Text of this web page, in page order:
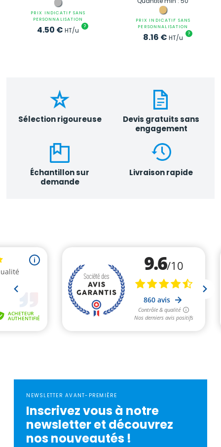
PRIX INDICATIF SANS
PERSONNALISATION
4.50 € HT/u ?
PRIX INDICATIF SANS
PERSONNALISATION
8.16 € HT/u ?
Sélection rigoureuse
Devis gratuits sans
engagement
Échantillon sur
demande
Livraison rapide
NEWSLETTER AVANT-PREMIÈRE
Inscrivez vous à notre
newsletter et découvrez
nos nouveautés !